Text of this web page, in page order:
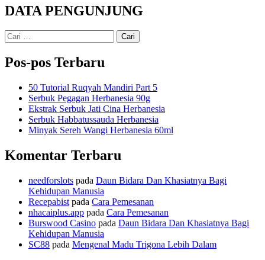
DATA PENGUNJUNG
Cari
untuk:
Pos-pos Terbaru
50 Tutorial Ruqyah Mandiri Part 5
Serbuk Pegagan Herbanesia 90g
Ekstrak Serbuk Jati Cina Herbanesia
Serbuk Habbatussauda Herbanesia
Minyak Sereh Wangi Herbanesia 60ml
Komentar Terbaru
needforslots pada Daun Bidara Dan Khasiatnya Bagi
Kehidupan Manusia
Recepabist pada Cara Pemesanan
nhacaiplus.app pada Cara Pemesanan
Burswood Casino pada Daun Bidara Dan Khasiatnya Bagi
Kehidupan Manusia
SC88 pada Mengenal Madu Trigona Lebih Dalam